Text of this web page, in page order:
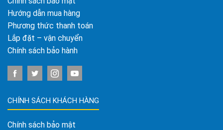
Hướng dẫn mua hàng
Phương thức thanh toán
Lắp đặt – vận chuyển
Chính sách bảo hành
CHÍNH SÁCH KHÁCH HÀNG
Chính sách bảo mật